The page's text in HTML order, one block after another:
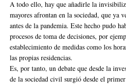
A todo ello, hay que añadirle la
mayores afrontan en la sociedad, que ya
antes de la pandemia. Este hecho pudo
procesos de toma de decisiones, por
establecimiento de medidas como los
las propias residencias.
Es, por tanto, un debate que desde la
de la sociedad civil surgió desde el